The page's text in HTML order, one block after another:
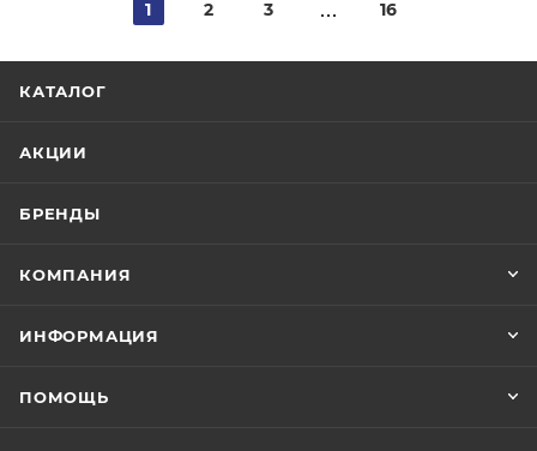
1 2 3 16
КАТАЛОГ
АКЦИИ
БРЕНДЫ
КОМПАНИЯ
ИНФОРМАЦИЯ
ПОМОЩЬ